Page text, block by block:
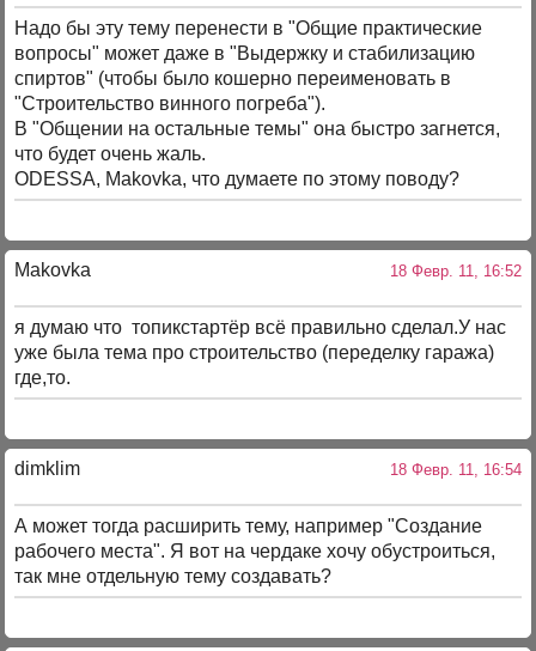
Надо бы эту тему перенести в "Общие практические
вопросы" может даже в "Выдержку и стабилизацию
спиртов" (чтобы было кошерно переименовать в
"Строительство винного погреба").
В "Общении на остальные темы" она быстро загнется,
что будет очень жаль.
ODESSA, Makovka, что думаете по этому поводу?
Makovka 18 Февр. 11, 16:52
я думаю что топикстартёр всё правильно сделал.У нас
уже была тема про строительство (переделку гаража)
где,то.
dimklim 18 Февр. 11, 16:54
А может тогда расширить тему, например "Создание
рабочего места". Я вот на чердаке хочу обустроиться,
так мне отдельную тему создавать?